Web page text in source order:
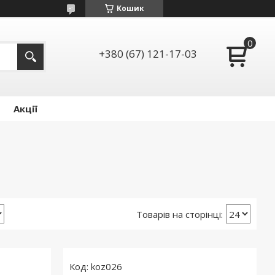
Кошик
+380 (67) 121-17-03
Акції
koz026